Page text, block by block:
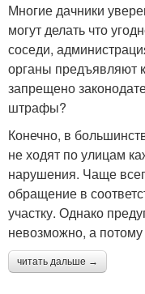
Многие дачники
могут делать что
соседи,
органы предъявляют
запрещено
штрафы?
Конечно, в
не ходят по улицам
нарушения. Чаще
обращение в
участку. Однако
невозможно, а потому
читать дальше →